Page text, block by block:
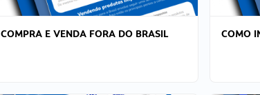
COMPRA E VENDA FORA DO BRASIL COMO